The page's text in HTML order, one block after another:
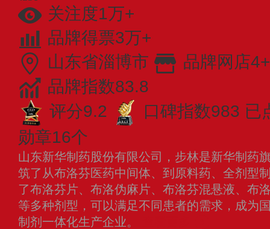
关注度1万+
品牌得票3万+
山东省淄博市
品牌网店4+
品牌指数83.8
评分9.2
口碑指数983 已
勋章16个
山东新华制药股份有限公司，步林是新华制药
筑了从布洛芬医药中间体、到原料药、全剂型
了布洛芬片、布洛伪麻片、布洛芬混悬液、布
等多种剂型，可以满足不同患者的需求，成为
制剂一体化生产企业。